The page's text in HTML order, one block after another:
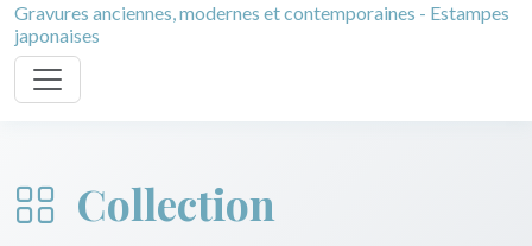
Gravures anciennes, modernes et contemporaines - Estampes
japonaises
Collection